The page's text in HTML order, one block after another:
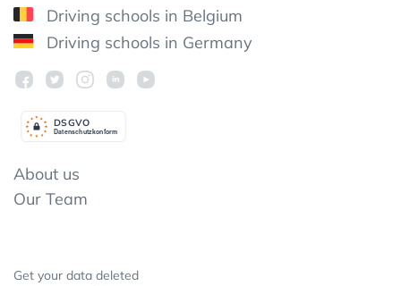
Driving schools in Belgium
Driving schools in Germany
Datenschutzkonform
DSGVO
About us
Our Team
Get your data deleted